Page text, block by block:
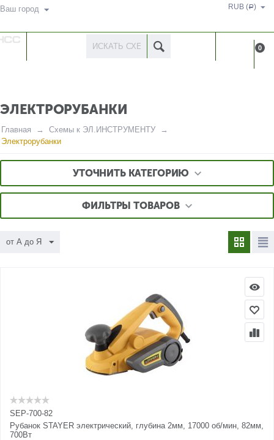
Ваш город RUB (Р)
0
ЭЛЕКТРОРУБАНКИ
Главная
Схемы к ЭЛ.ИНСТРУМЕНТУ
Электрорубанки
УТОЧНИТЬ КАТЕГОРИЮ
ФИЛЬТРЫ ТОВАРОВ
от А до Я
SEP-700-82
Рубанок STAYER электрический, глубина 2мм, 17000 об/мин, 82мм,
700Вт